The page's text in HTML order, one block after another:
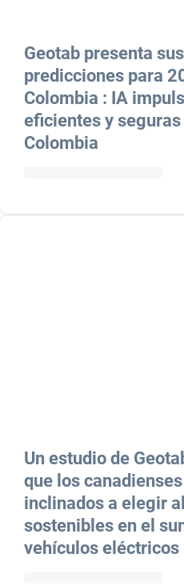
Geotab presenta sus
predicciones para
Colombia : IA
eficientes y seguras
Colombia
Un estudio de
que los
inclinados a elegir
sostenibles en el
vehículos eléctricos